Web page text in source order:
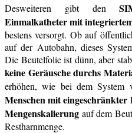
Desweiteren gibt den
Einmalkatheter mit
bestens versorgt. Ob auf
auf der Autobahn, dieses
Die Beutelfolie ist dünn, aber
keine Geräusche durchs
erhöhen, wie bei dem System
Menschen mit
Mengenskalierung auf dem
Restharnmenge.